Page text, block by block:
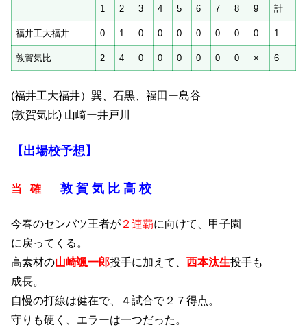
1 2 3 4 5 6 7 8 9 計
福井工大福井 0 1 0 0 0 0 0 0 0 1
敦賀気比 2 4 0 0 0 0 0 0 × 6
(福井工大福井）巽、石黒、福田ー島谷
(敦賀気比) 山崎ー井戸川
【出場校予想】
当 確 敦 賀 気 比 高 校
今春のセンバツ王者が ２連覇に向けて、甲子園
に戻ってくる。
高素材の山崎颯一郎投手に加えて、 西本汰生投手も
成長。
自慢の打線は健在で、４試合で２７得点。
守りも硬く、エラーは一つだった。